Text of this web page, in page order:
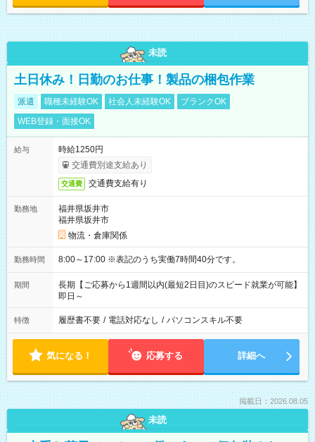
未読
土日休み！日勤のお仕事！製品の梱包作業
派遣 職種未経験OK 社会人未経験OK
ブランクOK
WEB登録・面接OK
給与
時給1250円
交通費別途支給あり
交通費 交通費支給有り
勤務地
福井県坂井市
福井県坂井市
物流・倉庫関係
勤務時間 8:00～17:00 ※表記のうち実働7時間40分です。
期間
長期【ご応募から1週間以内(最短2日目)のスピード就業が可能】
即日～
特徴 履歴書不要 / 電話対応なし / パソコンスキル不要
気になる！ 応募する 詳細へ
掲載日：2026.08.05
未読